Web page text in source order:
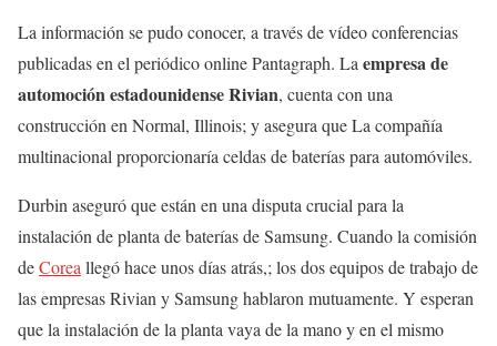
La información se pudo conocer, a través de vídeo conferencias
publicadas en el periódico online Pantagraph. La empresa de
automoción estadounidense Rivian, cuenta con una
construcción en Normal, Illinois; y asegura que La compañía
multinacional proporcionaría celdas de baterías para automóviles.
Durbin aseguró que están en una disputa crucial para la
instalación de planta de baterías de Samsung. Cuando la comisión
deCorea llegó hace unos días atrás,; los dos equipos de trabajo de
las empresas Rivian y Samsung hablaron mutuamente. Y esperan
que la instalación de la planta vaya de la mano y en el mismo